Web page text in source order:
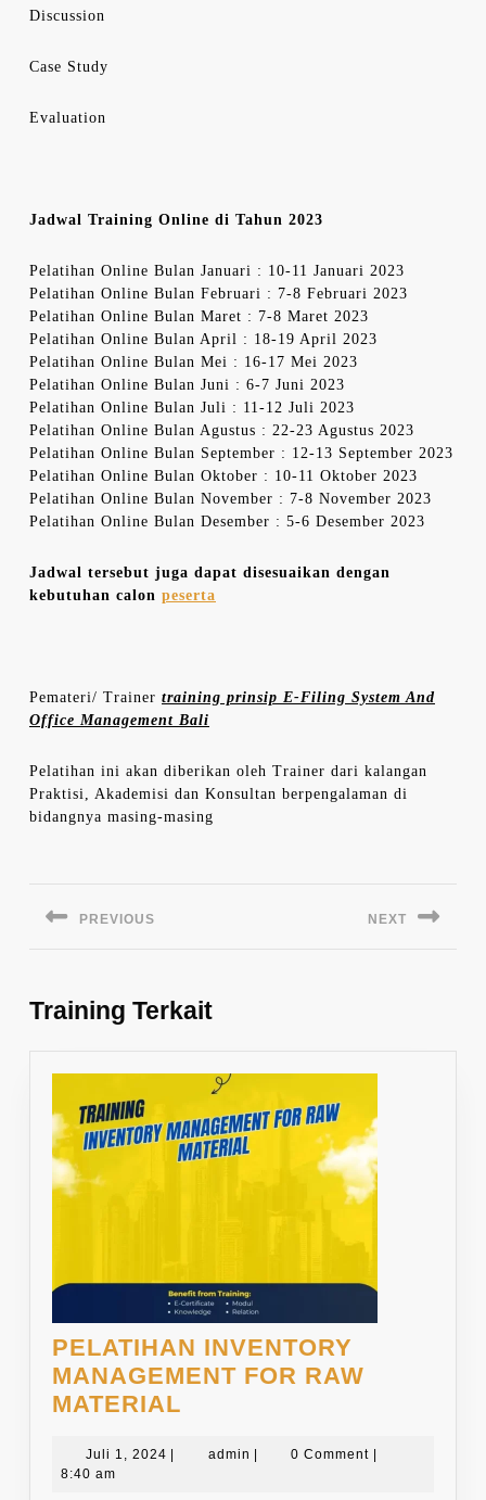
Discussion
Case Study
Evaluation
Jadwal Training Online di Tahun 2023
Pelatihan Online Bulan Januari : 10-11 Januari 2023
Pelatihan Online Bulan Februari : 7-8 Februari 2023
Pelatihan Online Bulan Maret : 7-8 Maret 2023
Pelatihan Online Bulan April : 18-19 April 2023
Pelatihan Online Bulan Mei : 16-17 Mei 2023
Pelatihan Online Bulan Juni : 6-7 Juni 2023
Pelatihan Online Bulan Juli : 11-12 Juli 2023
Pelatihan Online Bulan Agustus : 22-23 Agustus 2023
Pelatihan Online Bulan September : 12-13 September 2023
Pelatihan Online Bulan Oktober : 10-11 Oktober 2023
Pelatihan Online Bulan November : 7-8 November 2023
Pelatihan Online Bulan Desember : 5-6 Desember 2023
Jadwal tersebut juga dapat disesuaikan dengan
kebutuhan calon peserta
Pemateri/ Trainer training prinsip E-Filing System And
Office Management Bali
Pelatihan ini akan diberikan oleh Trainer dari kalangan
Praktisi, Akademisi dan Konsultan berpengalaman di
bidangnya masing-masing
PREVIOUS NEXT
Training Terkait
PELATIHAN INVENTORY
MANAGEMENT FOR RAW
MATERIAL
MANAGEMENT
Juli 1, 2024 Juli
admin admin0 Comment
8:40 am